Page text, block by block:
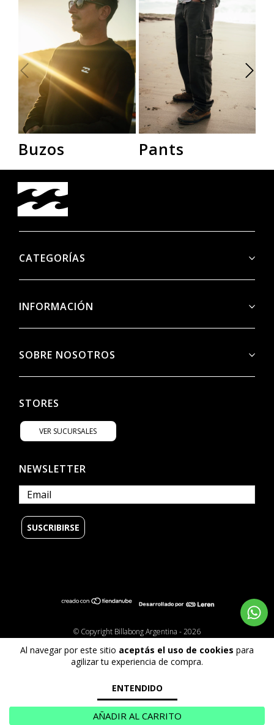
Al navegar por este sitio aceptás el uso de cookies para
agilizar tu experiencia de compra.
ENTENDIDO
AÑADIR AL CARRITO
Buzos Pants
CATEGORÍAS
INFORMACIÓN
SOBRE NOSOTROS
STORES
VER SUCURSALES
NEWSLETTER
© Copyright Billabong Argentina - 2026
Defensa de las y los consumidores. Para reclamosingrese aquí